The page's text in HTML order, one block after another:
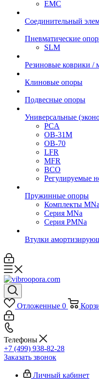
EMC
Cоединительный
Пневматические
SLM
Резиновые коврики /
Клиновые опоры
Подвесные опоры
Универсальные
PCA
ОВ-31М
OB-70
LFR
MFR
ВСО
Регулируемые
Пружинные опоры
Комплекты MNa
Серия MNa
Серия PMNa
Втулки
Отложенные 0
Телефоны
+7 (499) 938-82-28
Заказать звонок
Личный кабинет